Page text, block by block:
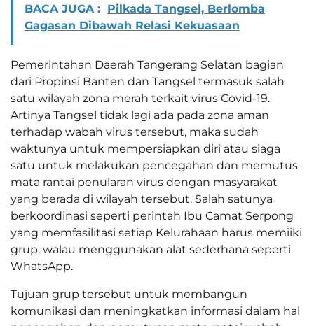
BACA JUGA : Pilkada Tangsel, Berlomba
Gagasan Dibawah Relasi Kekuasaan
Pemerintahan Daerah Tangerang Selatan bagian
dari Propinsi Banten dan Tangsel termasuk salah
satu wilayah zona merah terkait virus Covid-19.
Artinya Tangsel tidak lagi ada pada zona aman
terhadap wabah virus tersebut, maka sudah
waktunya untuk mempersiapkan diri atau siaga
satu untuk melakukan pencegahan dan memutus
mata rantai penularan virus dengan masyarakat
yang berada di wilayah tersebut. Salah satunya
berkoordinasi seperti perintah Ibu Camat Serpong
yang memfasilitasi setiap Kelurahaan harus memiiki
grup, walau menggunakan alat sederhana seperti
WhatsApp.
Tujuan grup tersebut untuk membangun
komunikasi dan meningkatkan informasi dalam hal